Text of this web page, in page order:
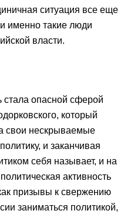
ситуация все еще
именно такие люди
власти.
стала опасной сферой
который
свои нескрываемые
и заканчивая
себя называет, и на
активность
призывы к свержению
заниматься политикой,